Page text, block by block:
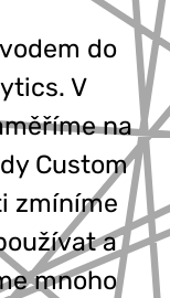
do
V
na
Custom
zmíníme
a
mnoho